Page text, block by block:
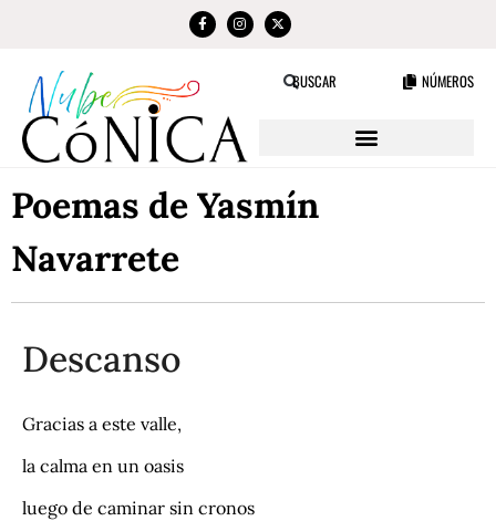
BUSCAR NÚMEROS
Poemas de Yasmín
Navarrete
Descanso
Gracias a este valle,
la calma en un oasis
luego de caminar sin cronos